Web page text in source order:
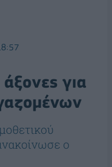
για
ο